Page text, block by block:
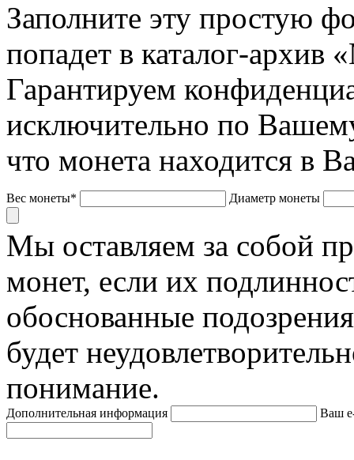
Заполните эту простую
попадет в каталог-архив
Гарантируем
исключительно по
что монета находится в
Вес монеты* Диаметр монеты
Мы оставляем за собой
монет, если их
обоснованные
будет
понимание.
Дополнительная информация Ваш